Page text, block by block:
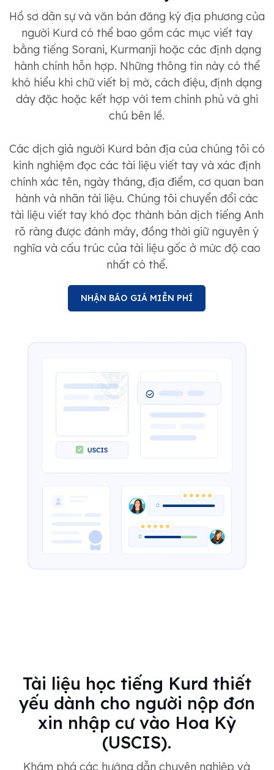
Hồ sơ dân sự và văn bản đăng ký địa phương của
người Kurd có thể bao gồm các mục viết tay
bằng tiếng Sorani, Kurmanji hoặc các định dạng
hành chính hỗn hợp. Những thông tin này có thể
khó hiểu khi chữ viết bị mờ, cách điệu, định dạng
dày đặc hoặc kết hợp với tem chính phủ và ghi
chú bên lề.
Các dịch giả người Kurd bản địa của chúng tôi có
kinh nghiệm đọc các tài liệu viết tay và xác định
chính xác tên, ngày tháng, địa điểm, cơ quan ban
hành và nhãn tài liệu. Chúng tôi chuyển đổi các
tài liệu viết tay khó đọc thành bản dịch tiếng Anh
rõ ràng được đánh máy, đồng thời giữ nguyên ý
nghĩa và cấu trúc của tài liệu gốc ở mức độ cao
nhất có thể.
NHẬN BÁO GIÁ MIỄN PHÍ
Tài liệu học tiếng Kurd thiết
yếu dành cho người nộp đơn
xin nhập cư vào Hoa Kỳ
(USCIS).
Khám phá các hướng dẫn chuyên nghiệp và